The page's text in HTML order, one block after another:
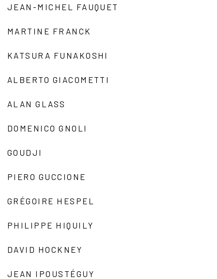
JEAN-MICHEL FAUQUET
MARTINE FRANCK
KATSURA FUNAKOSHI
ALBERTO GIACOMETTI
ALAN GLASS
DOMENICO GNOLI
GOUDJI
PIERO GUCCIONE
GRÉGOIRE HESPEL
PHILIPPE HIQUILY
DAVID HOCKNEY
JEAN IPOUSTÉGUY